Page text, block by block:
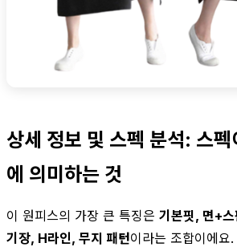
상세 정보 및 스펙 분석: 스
에 의미하는 것
이 원피스의 가장 큰 특징은 기본핏, 면+
기장, H라인, 무지 패턴이라는 조합이에요